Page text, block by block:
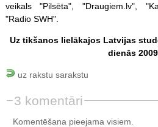
veikals "Pilsēta", "Draugiem.lv",
"Radio SWH".
Uz tikšanos lielākajos Latvijas
dienās
uz rakstu sarakstu
3 komentāri
Komentēšana pieejama visiem.